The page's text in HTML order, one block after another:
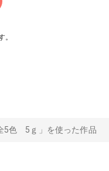
。
5色 5ｇ」を使った作品